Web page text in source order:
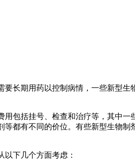
长期用药以控制病情，一些新型
包括挂号、检查和治疗等，其中
都有不同的价位。有些新型生物
下几个方面考虑：